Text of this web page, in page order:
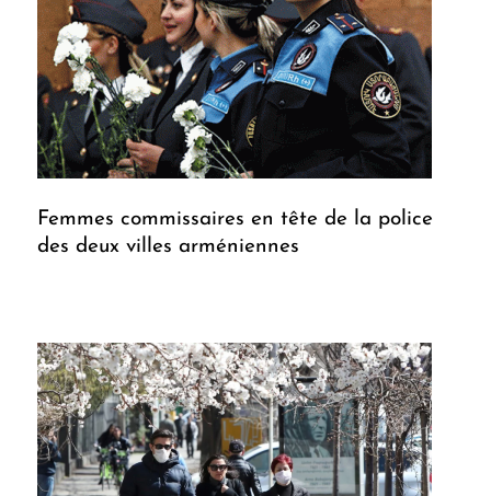
Femmes commissaires en tête de la police
des deux villes arméniennes